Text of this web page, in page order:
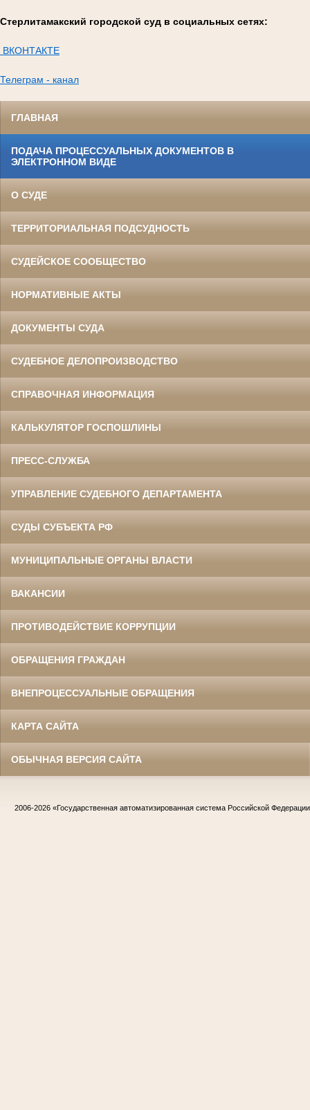
Стерлитамакский городской суд в социальных сетях:
ВКОНТАКТЕ
Телеграм - канал
ГЛАВНАЯ
ПОДАЧА ПРОЦЕССУАЛЬНЫХ ДОКУМЕНТОВ В
ЭЛЕКТРОННОМ ВИДЕ
О СУДЕ
ТЕРРИТОРИАЛЬНАЯ ПОДСУДНОСТЬ
СУДЕЙСКОЕ СООБЩЕСТВО
НОРМАТИВНЫЕ АКТЫ
ДОКУМЕНТЫ СУДА
СУДЕБНОЕ ДЕЛОПРОИЗВОДСТВО
СПРАВОЧНАЯ ИНФОРМАЦИЯ
КАЛЬКУЛЯТОР ГОСПОШЛИНЫ
ПРЕСС-СЛУЖБА
УПРАВЛЕНИЕ СУДЕБНОГО ДЕПАРТАМЕНТА
СУДЫ СУБЪЕКТА РФ
МУНИЦИПАЛЬНЫЕ ОРГАНЫ ВЛАСТИ
ВАКАНСИИ
ПРОТИВОДЕЙСТВИЕ КОРРУПЦИИ
ОБРАЩЕНИЯ ГРАЖДАН
ВНЕПРОЦЕССУАЛЬНЫЕ ОБРАЩЕНИЯ
КАРТА САЙТА
ОБЫЧНАЯ ВЕРСИЯ САЙТА
2006-2026 «Государственная автоматизированная система Российской